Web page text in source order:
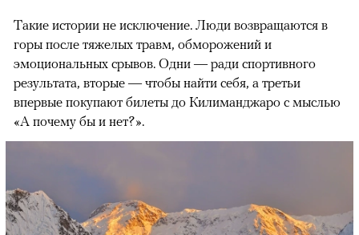
Такие истории не исключение. Люди возвращаются в
горы после тяжелых травм, обморожений и
эмоциональных срывов. Одни — ради спортивного
результата, вторые — чтобы найти себя, а третьи
впервые покупают билеты до Килиманджаро с мыслью
«А почему бы и нет?».